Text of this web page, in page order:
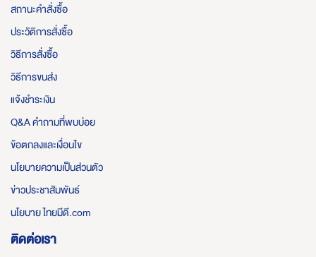
สถานะคำสั่งซื้อ
ประวัติการสั่งซื้อ
วิธีการสั่งซื้อ
วิธีการขนส่ง
แจ้งชำระเงิน
Q&A คำถามที่พบบ่อย
ข้อตกลงและเงื่อนไข
นโยบายความเป็นส่วนตัว
ข่าวประชาสัมพันธ์
นโยบาย ไทยมีดี.com
ติดต่อเรา